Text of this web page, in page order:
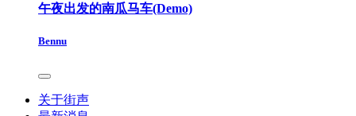
午夜出发的南瓜马车(Demo)
Bennu
关于街声